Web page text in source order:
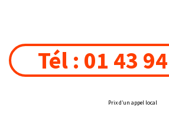
Tél : 01 43
Prix d’un appel local